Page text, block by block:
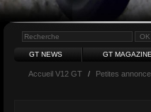
GT NEWS GT MAGAZINE
Accueil V12 GT / Petites